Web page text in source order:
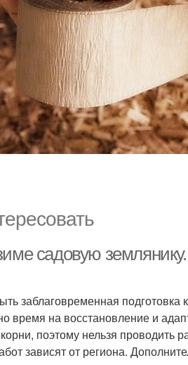
садовую
заблаговременная подготовка
время на восстановление и
поэтому нельзя
зависят от региона.